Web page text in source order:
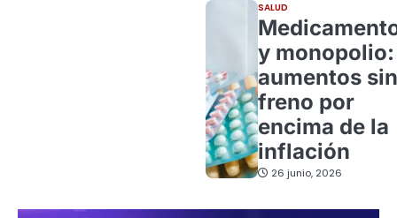
SALUD
y monopolio:
aumentos sin
freno por
encima de la
inflación
26 junio, 2026